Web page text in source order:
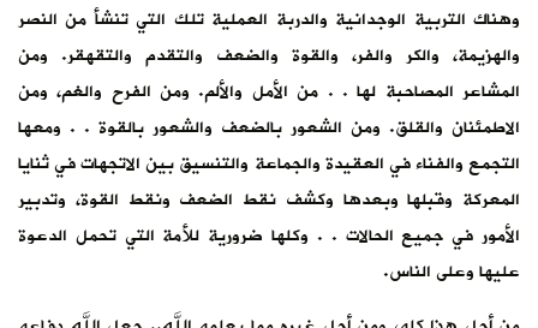
وهناك التربية الوجدانية والدربة العملية تلك التي تنشأ من النصر
والهزيمة، والكر والفر، والقوة والضعف والتقدم والتقهقر. ومن
المشاعر المصاحبة لها . . من الأمل والألم. ومن الفرح والغم، ومن
الاطمئنان والقلق. ومن الشعور بالضعف والشعور بالقوة . . ومعها
التجمع والفناء في العقيدة والجماعة والتنسيق بين الاتجهات في ثنايا
المعركة وقبلها وبعدها وكشف نقط الضعف ونقط القوة، وتدبير
الأمور في جميع الحالات . . وكلها ضرورية للأمة التي تحمل الدعوة
عليها وعلى الناس.